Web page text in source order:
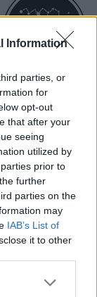
Information
parties, or
for
opt-out
that after your
seeing
utilized by
prior to
further
parties on the
may
IAB’s List of
it to other